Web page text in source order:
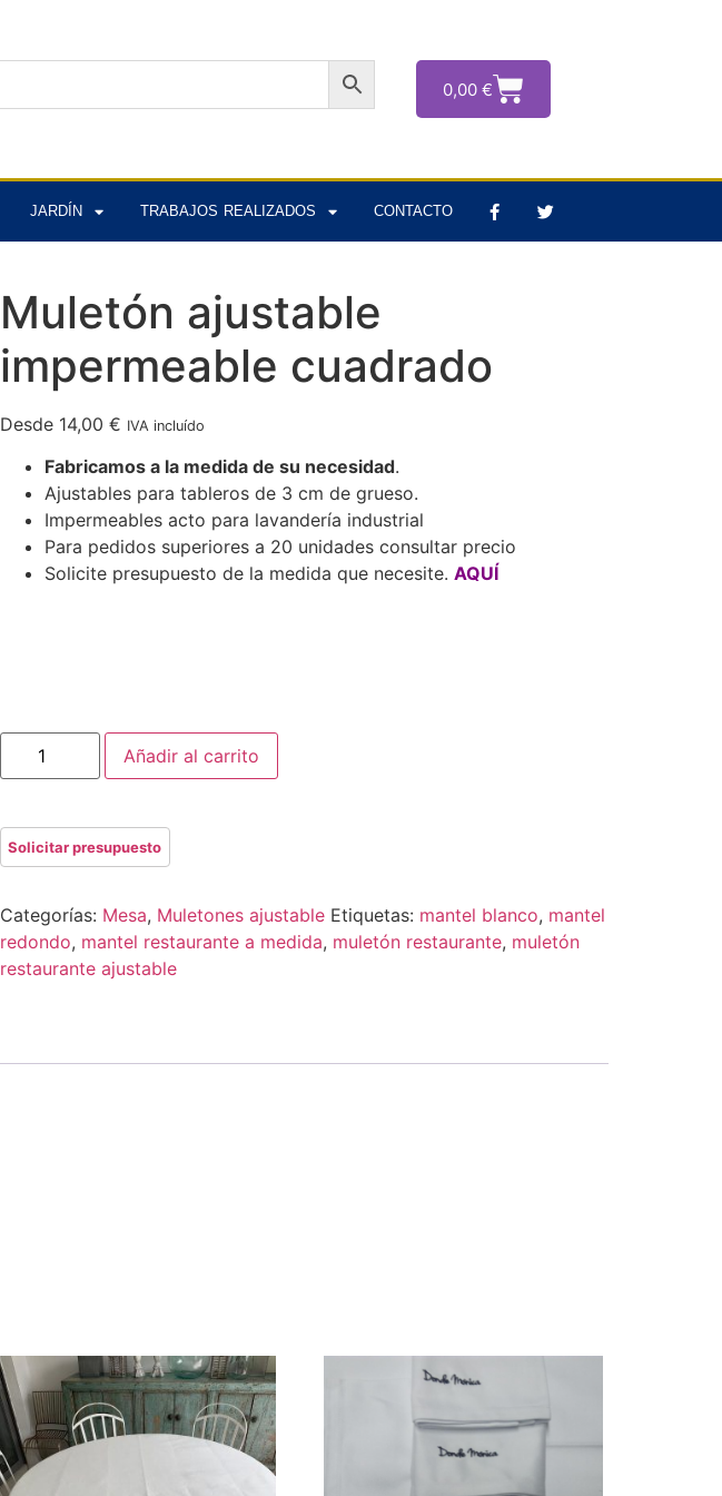
0,00 €
JARDÍN TRABAJOS REALIZADOS CONTACTO
Muletón ajustable
impermeable cuadrado
Desde 14,00 € IVA incluído
Fabricamos a la medida de su necesidad.
Ajustables para tableros de 3 cm de grueso.
Impermeables acto para lavandería industrial
Para pedidos superiores a 20 unidades consultar precio
Solicite presupuesto de la medida que necesite. AQUÍ
Añadir al carrito
Categorías: Mesa, Muletones ajustable Etiquetas: mantel blanco, mantel
redondo, mantel restaurante a medida, muletón restaurante, muletón
restaurante ajustable